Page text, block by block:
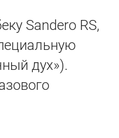
Sandero RS,
дух»).